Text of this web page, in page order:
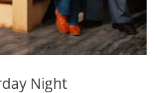
Night